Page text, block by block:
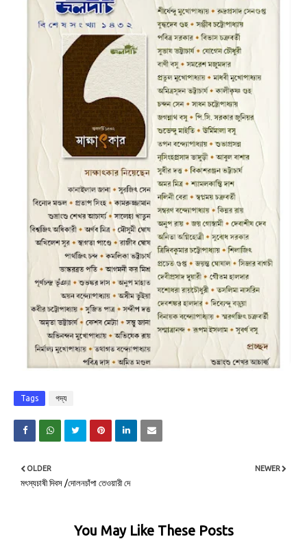
Tags গদ্য
NEWER
OLDER
মৎস্যচাষী দিবস /দোলনচাঁপা তেওয়ারী দে
You May Like These Posts